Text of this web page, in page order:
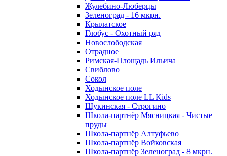
Жулебино-Люберцы
Зеленоград - 16 мкрн.
Крылатское
Глобус - Охотный ряд
Новослободская
Отрадное
Римская-Площадь Ильича
Свиблово
Сокол
Ходынское поле
Ходынское поле LL Kids
Щукинская - Строгино
Школа-партнёр Мясницкая - Чистые
пруды
Школа-партнёр Алтуфьево
Школа-партнёр Войковская
Школа-партнёр Зеленоград - 8 мкрн.